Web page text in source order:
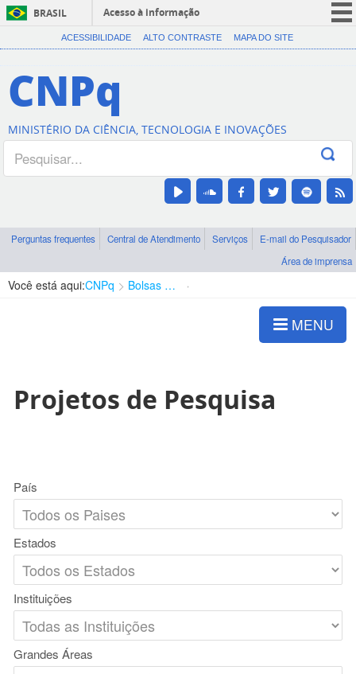
BRASIL
Acesso à informação
CORONAVÍRUS (COVID-19)
Canais
ACESSIBILIDADE ALTO CONTRASTE MAPA DO SITE
CNPq
MINISTÉRIO DA CIÊNCIA, TECNOLOGIA E INOVAÇÕES
Perguntas frequentes Central de Atendimento Serviços
E-mail do Pesquisador
Área de imprensa
Você está aqui:CNPq Bolsas e Auxílios Vigentes
MENU
Projetos de Pesquisa
País
Estados
Instituições
Grandes Áreas